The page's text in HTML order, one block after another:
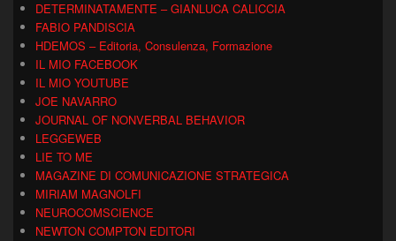
DETERMINATAMENTE – GIANLUCA CALICCIA
FABIO PANDISCIA
HDEMOS – Editoria, Consulenza, Formazione
IL MIO FACEBOOK
IL MIO YOUTUBE
JOE NAVARRO
JOURNAL OF NONVERBAL BEHAVIOR
LEGGEWEB
LIE TO ME
MAGAZINE DI COMUNICAZIONE STRATEGICA
MIRIAM MAGNOLFI
NEUROCOMSCIENCE
NEWTON COMPTON EDITORI